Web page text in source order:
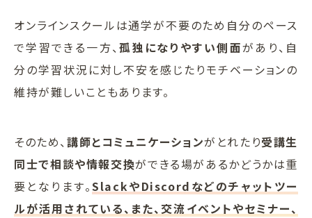
オンラインスクールは通学が不要のため自分のペース
で学習できる一方、孤独になりやすい側面があり、自
分の学習状況に対し不安を感じたりモチベーションの
維持が難しいこともあります。
そのため、講師とコミュニケーションがとれたり受講生
同士で相談や情報交換ができる場があるかどうかは重
要となります。SlackやDiscordなどのチャットツー
ルが活用されている、また、交流イベントやセミナー、